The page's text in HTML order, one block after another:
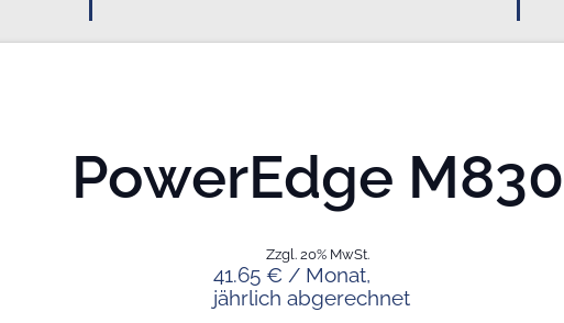
PowerEdge M830
41.65 € / Monat,
jährlich abgerechnet
Zzgl. 20% MwSt.